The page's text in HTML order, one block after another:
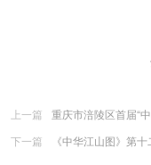
上一篇
重庆市涪陵区首届“
下一篇
《中华江山图》第